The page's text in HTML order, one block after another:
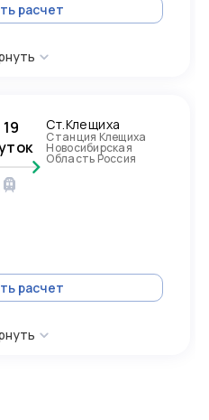
расчет
19
Ст.Клещиха
Станция Клещиха
Новосибирская
Область Россия
расчет